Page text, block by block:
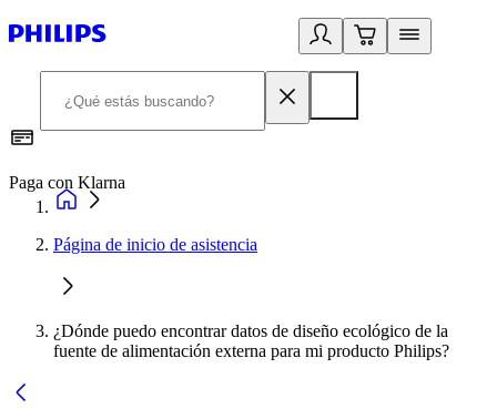
Paga con Klarna
Página de inicio de asistencia
¿Dónde puedo encontrar datos de diseño ecológico de la
fuente de alimentación externa para mi producto Philips?